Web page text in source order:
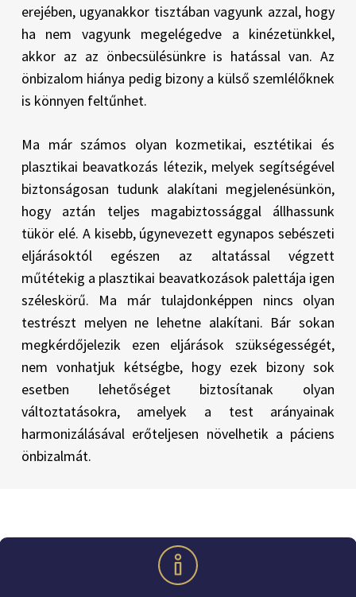
erejében, ugyanakkor tisztában vagyunk azzal, hogy
ha nem vagyunk megelégedve a kinézetünkkel,
akkor az az önbecsülésünkre is hatással van. Az
önbizalom hiánya pedig bizony a külső szemlélőknek
is könnyen feltűnhet.
Ma már számos olyan kozmetikai, esztétikai és
plasztikai beavatkozás létezik, melyek segítségével
biztonságosan tudunk alakítani megjelenésünkön,
hogy aztán teljes magabiztossággal állhassunk
tükör elé. A kisebb, úgynevezett egynapos sebészeti
eljárásoktól egészen az altatással végzett
műtétekig a plasztikai beavatkozások palettája igen
széleskörű. Ma már tulajdonképpen nincs olyan
testrészt melyen ne lehetne alakítani. Bár sokan
megkérdőjelezik ezen eljárások szükségességét,
nem vonhatjuk kétségbe, hogy ezek bizony sok
esetben lehetőséget biztosítanak olyan
változtatásokra, amelyek a test arányainak
harmonizálásával erőteljesen növelhetik a páciens
önbizalmát.